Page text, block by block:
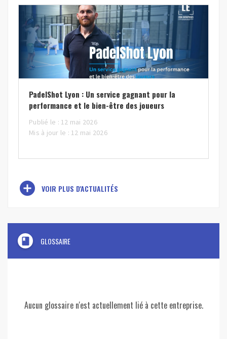
PadelShot Lyon : Un service gagnant pour la
performance et le bien-être des joueurs
Publié le : 12 mai 2026
Mis à jour le : 12 mai 2026
add_circle VOIR PLUS D'ACTUALITÉS
book GLOSSAIRE
Aucun glossaire n'est actuellement lié à cette entreprise.